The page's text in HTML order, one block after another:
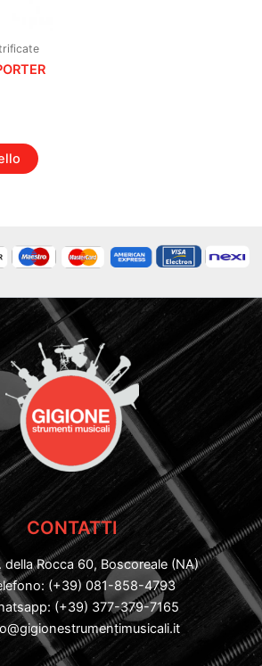
CONTATTI
della Rocca 60, Boscoreale (NA)
(+39) 081-858-4793
(+39) 377-379-7165